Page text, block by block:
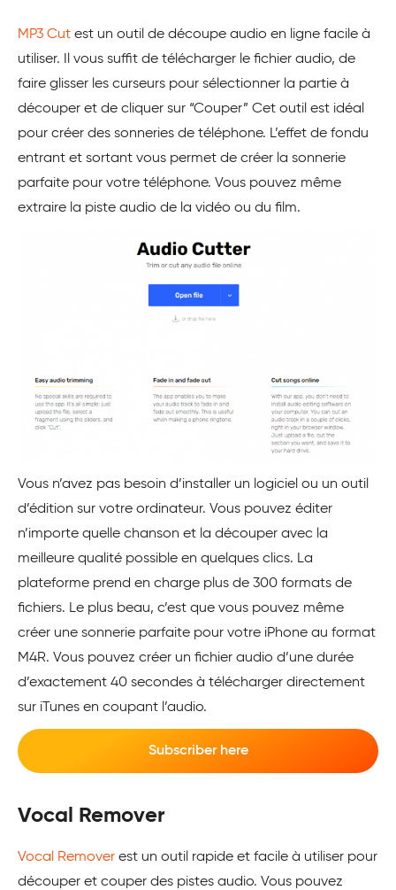
MP3 Cut est un outil de découpe audio en ligne facile à
utiliser. Il vous suffit de télécharger le fichier audio, de
faire glisser les curseurs pour sélectionner la partie à
découper et de cliquer sur “Couper” Cet outil est idéal
pour créer des sonneries de téléphone. L’effet de fondu
entrant et sortant vous permet de créer la sonnerie
parfaite pour votre téléphone. Vous pouvez même
extraire la piste audio de la vidéo ou du film.
Vous n’avez pas besoin d’installer un logiciel ou un outil
d’édition sur votre ordinateur. Vous pouvez éditer
n’importe quelle chanson et la découper avec la
meilleure qualité possible en quelques clics. La
plateforme prend en charge plus de 300 formats de
fichiers. Le plus beau, c’est que vous pouvez même
créer une sonnerie parfaite pour votre iPhone au format
M4R. Vous pouvez créer un fichier audio d’une durée
d’exactement 40 secondes à télécharger directement
sur iTunes en coupant l’audio.
Subscriber here
Vocal Remover
Vocal Remover est un outil rapide et facile à utiliser pour
découper et couper des pistes audio. Vous pouvez